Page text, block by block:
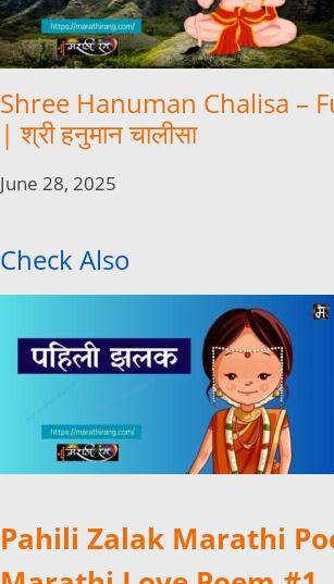
Shree Hanuman Chalisa –
| श्री हनुमान चालीसा
June 28, 2025
Check Also
Pahili Zalak Marathi